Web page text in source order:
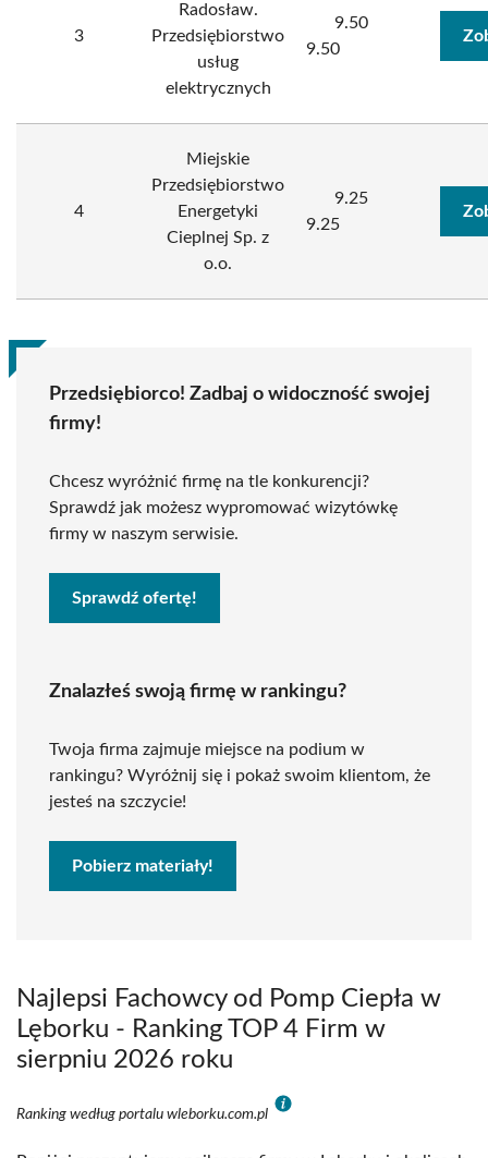
3
Radosław.
Przedsiębiorstwo
usług
elektrycznych
9.50
9.50
4
Miejskie
Przedsiębiorstwo
Energetyki
Cieplnej Sp. z
o.o.
9.25
9.25
Przedsiębiorco! Zadbaj o widoczność swojej
firmy!
Chcesz wyróżnić firmę na tle konkurencji?
Sprawdź jak możesz wypromować wizytówkę
firmy w naszym serwisie.
Sprawdź ofertę!
Znalazłeś swoją firmę w rankingu?
Twoja firma zajmuje miejsce na podium w
rankingu? Wyróżnij się i pokaż swoim klientom, że
jesteś na szczycie!
Pobierz materiały!
Najlepsi Fachowcy od Pomp Ciepła w
Lęborku - Ranking TOP 4 Firm w
sierpniu 2026 roku
Ranking według portalu wleborku.com.pl